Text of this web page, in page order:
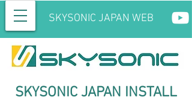
SKYSONIC JAPAN WEB
SKYSONIC JAPAN INSTALL